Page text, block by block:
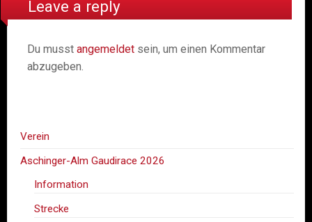
Leave a reply
Du musst angemeldet sein, um einen Kommentar
abzugeben.
Verein
Aschinger-Alm Gaudirace 2026
Information
Strecke